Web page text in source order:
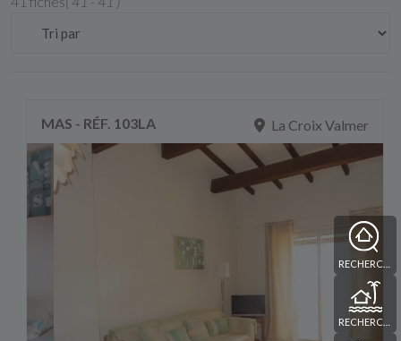
MAS - RÉF. 103LA La Croix Valmer